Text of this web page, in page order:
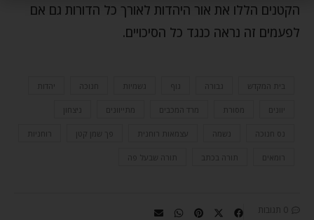
הקטנים הללו את אור היהדות לאורך כל הדורות גם אם
לפעמים זה נראה כנגד כל הסיכויים.
בית המקדש גוף גשמיות יהדות
יוונים מסורת מרד המכבים מתייוונים ניצחון
נס חנוכה נשמה עצמאות רוחנית פך שמן קטן רוחניות
רומאים תורה בכתב תורה שבעל פה
0 תגובות